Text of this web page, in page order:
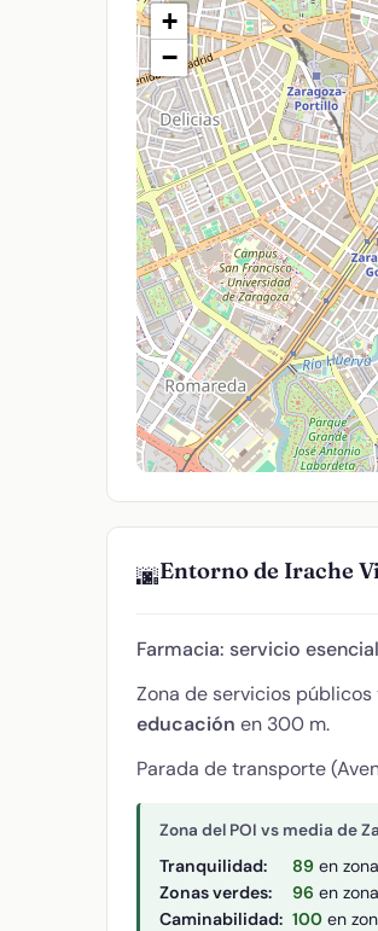
+
−
🌆Entorno de Irache
Farmacia: servicio
Zona de servicios
educación en 300 m.
Parada de transporte
Zona del POI vs media de
Tranquilidad: 89 en
Zonas verdes: 96 en
Caminabilidad: 100 en